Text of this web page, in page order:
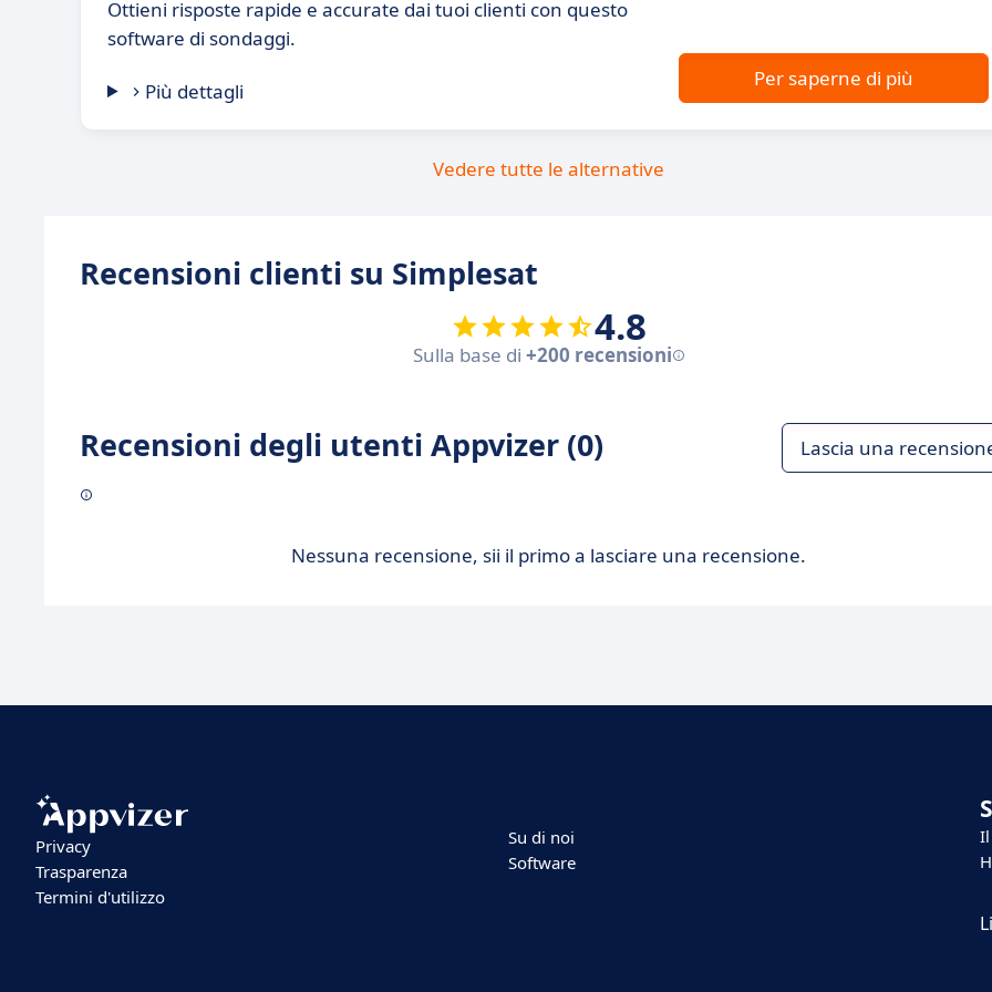
Ottieni risposte rapide e accurate dai tuoi clienti con questo
software di sondaggi.
Più dettagli
Per saperne di più
Vedere tutte le alternative
Recensioni clienti su Simplesat
4.8
Sulla base di +200 recensioni
Recensioni degli utenti Appvizer (0) Lascia una
Nessuna recensione, sii il primo a lasciare una recensione.
Privacy
Trasparenza
Termini d'utilizzo
Su di noi
Software